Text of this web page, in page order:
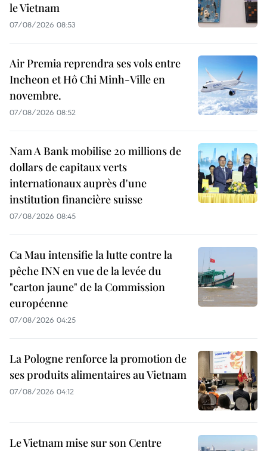
le Vietnam
07/08/2026 08:53
Air Premia reprendra ses vols entre
Incheon et Hô Chi Minh-Ville en
novembre.
07/08/2026 08:52
Nam A Bank mobilise 20 millions de
dollars de capitaux verts
internationaux auprès d'une
institution financière suisse
07/08/2026 08:45
Ca Mau intensifie la lutte contre la
pêche INN en vue de la levée du
"carton jaune" de la Commission
européenne
07/08/2026 04:25
La Pologne renforce la promotion de
ses produits alimentaires au Vietnam
07/08/2026 04:12
Le Vietnam mise sur son Centre